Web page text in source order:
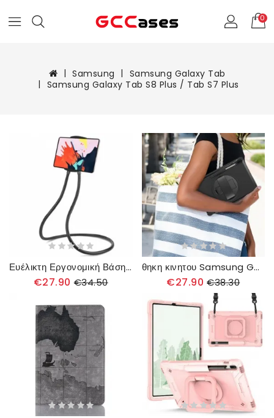
0
Samsung
Samsung Galaxy Tab
Samsung Galaxy Tab S8 Plus / Tab S7 Plus
Ευέλικτη Εργονομική Βάση Tablet Πολλαπλών Λειτουργιών
€27.90 €34.50
θηκη κινητου Samsung Galaxy Tab S8 Plus / Tab S7 Plus Πολυλειτουργική Επιχείρηση
€27.90 €38.30